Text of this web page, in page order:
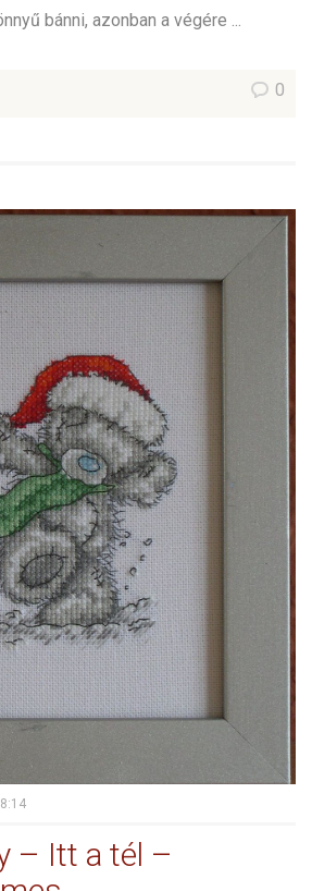
bánni, azonban a végére ...
0
– Itt a tél –